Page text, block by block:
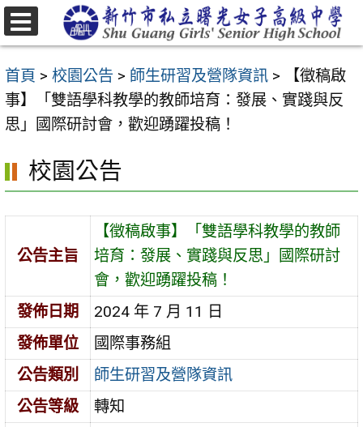
跳
至
要
內
容
首頁 > 校園公告 > 師生研習及營隊資訊 >
【徵稿啟
事】「雙語學科教學的教師培育：發展、實踐與反
思」國際研討會，歡迎踴躍投稿！
校園公告
公告主旨
【徵稿啟事】「雙語學科教學的教師
培育：發展、實踐與反思」國際研討
會，歡迎踴躍投稿！
發佈日期
2024 年 7 月 11 日
發佈單位
國際事務組
公告類別
師生研習及營隊資訊
公告等級
轉知
選
單